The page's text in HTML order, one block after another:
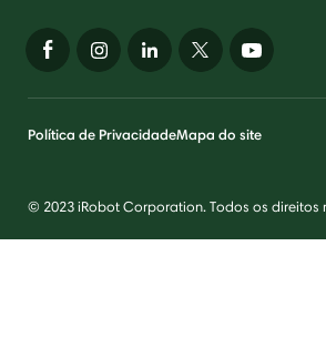
Política de PrivacidadeMapa do site
© 2023 iRobot Corporation. Todos os direitos